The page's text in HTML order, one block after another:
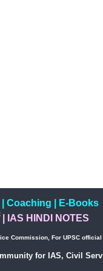
Coaching
E-Books
| IAS HINDI NOTES
Commission, For UPSC
for IAS, Civil